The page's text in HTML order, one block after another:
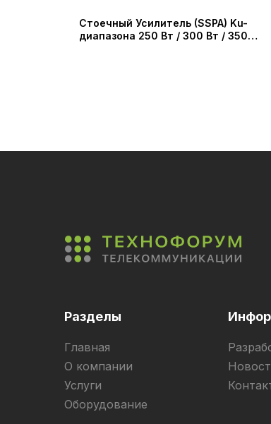
Стоечный Усилитель (SSPA) Ku-
диапазона 250 Вт / 300 Вт / 350
Разделы
Главная
О компании
Услуги
Оборудование